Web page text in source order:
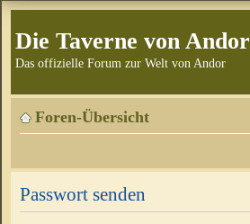
Die Taverne von Andor
Das offizielle Forum zur Welt von Andor
Foren-Übersicht
Passwort senden